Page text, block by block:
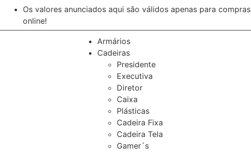
Os valores anunciados aqui são válidos apenas para compras
online!
Armários
Cadeiras
Presidente
Executiva
Diretor
Caixa
Plásticas
Cadeira Fixa
Cadeira Tela
Gamer´s